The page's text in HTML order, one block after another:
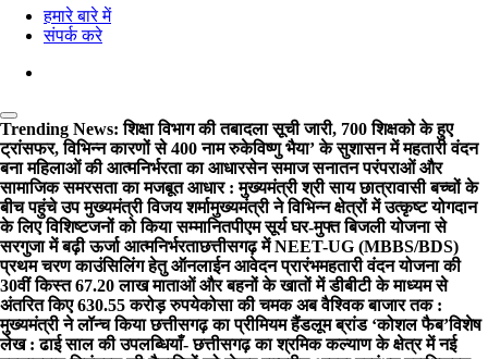
हमारे बारे में
संपर्क करे
Trending News: शिक्षा विभाग की तबादला सूची जारी, 700 शिक्षको के हुए
ट्रांसफर, विभिन्न कारणों से 400 नाम रुकेविष्णु भैया’ के सुशासन में महतारी वंदन
बना महिलाओं की आत्मनिर्भरता का आधारसेन समाज सनातन परंपराओं और
सामाजिक समरसता का मजबूत आधार : मुख्यमंत्री श्री सायछात्रावासी बच्चों के
बीच पहुंचे उप मुख्यमंत्री विजय शर्मामुख्यमंत्री ने विभिन्न क्षेत्रों में उत्कृष्ट योगदान
के लिए विशिष्टजनों को किया सम्मानितपीएम सूर्य घर-मुफ्त बिजली योजना से
सरगुजा में बढ़ी ऊर्जा आत्मनिर्भरताछत्तीसगढ़ में NEET-UG (MBBS/BDS)
प्रथम चरण काउंसिलिंग हेतु ऑनलाईन आवेदन प्रारंभमहतारी वंदन योजना की
30वीं किस्त 67.20 लाख माताओं और बहनों के खातों में डीबीटी के माध्यम से
अंतरित किए 630.55 करोड़ रुपयेकोसा की चमक अब वैश्विक बाजार तक :
मुख्यमंत्री ने लॉन्च किया छत्तीसगढ़ का प्रीमियम हैंडलूम ब्रांड ‘कोशल फैब’विशेष
लेख : ढाई साल की उपलब्धियाँ- छत्तीसगढ़ का श्रमिक कल्याण के क्षेत्र में नई